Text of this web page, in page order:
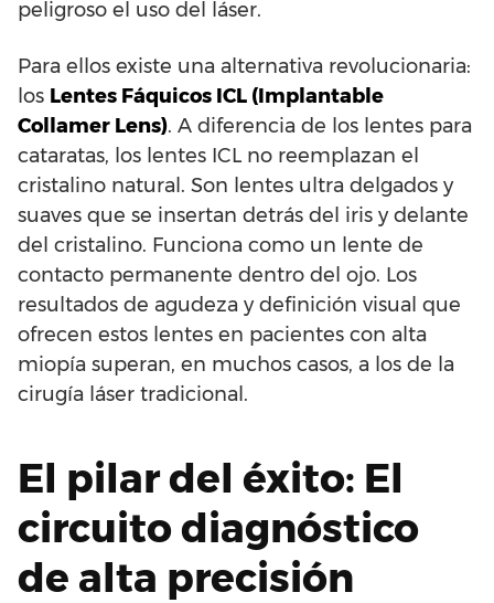
peligroso el uso del láser.
Para ellos existe una alternativa revolucionaria:
los Lentes Fáquicos ICL (Implantable
Collamer Lens). A diferencia de los lentes para
cataratas, los lentes ICL no reemplazan el
cristalino natural. Son lentes ultra delgados y
suaves que se insertan detrás del iris y delante
del cristalino. Funciona como un lente de
contacto permanente dentro del ojo. Los
resultados de agudeza y definición visual que
ofrecen estos lentes en pacientes con alta
miopía superan, en muchos casos, a los de la
cirugía láser tradicional.
El pilar del éxito: El
circuito diagnóstico
de alta precisión